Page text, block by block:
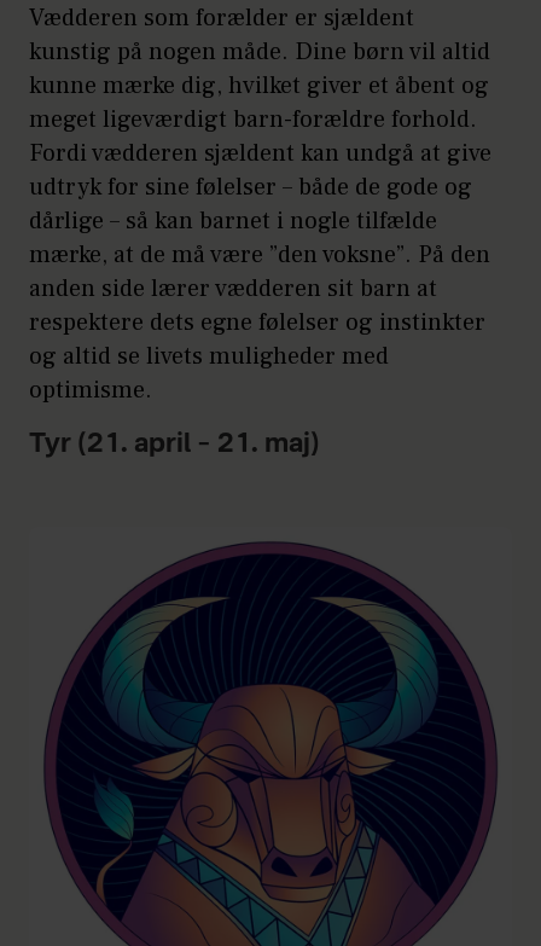
Vædderen som forælder er sjældent
kunstig på nogen måde. Dine børn vil altid
kunne mærke dig, hvilket giver et åbent og
meget ligeværdigt barn-forældre forhold.
Fordi vædderen sjældent kan undgå at give
udtryk for sine følelser – både de gode og
dårlige – så kan barnet i nogle tilfælde
mærke, at de må være ”den voksne”. På den
anden side lærer vædderen sit barn at
respektere dets egne følelser og instinkter
og altid se livets muligheder med
optimisme.
Tyr (21. april – 21. maj)